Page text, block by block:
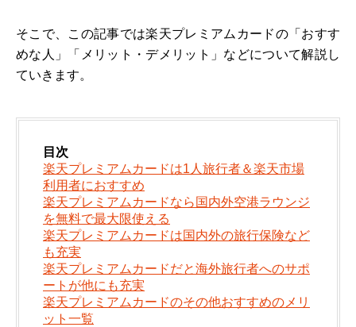
そこで、この記事では楽天プレミアムカードの「おすす
めな人」「メリット・デメリット」などについて解説し
ていきます。
目次
楽天プレミアムカードは1人旅行者＆楽天市場
利用者におすすめ
楽天プレミアムカードなら国内外空港ラウンジ
を無料で最大限使える
楽天プレミアムカードは国内外の旅行保険など
も充実
楽天プレミアムカードだと海外旅行者へのサポ
ートが他にも充実
楽天プレミアムカードのその他おすすめのメリ
ット一覧